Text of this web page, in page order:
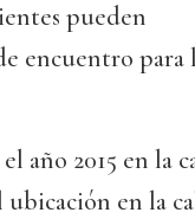
pueden
encuentro para
año 2015 en la
ubicación en la